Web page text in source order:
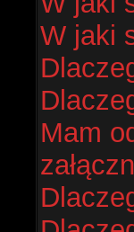
W jaki
Mam